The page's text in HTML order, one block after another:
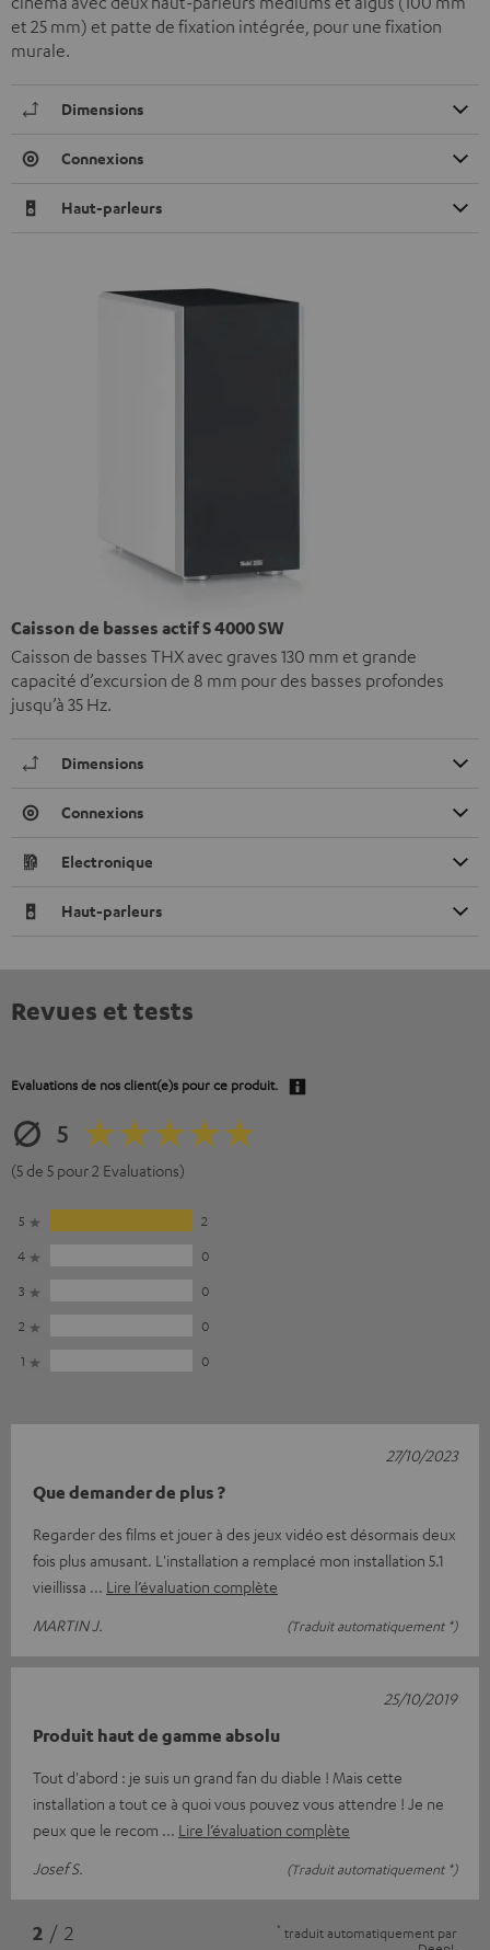
et 25 mm) et patte de fixation intégrée, pour une fixation
murale.
Dimensions
Connexions
Haut-parleurs
Caisson de basses actif S 4000 SW
Caisson de basses THX avec graves 130 mm et grande
capacité d’excursion de 8 mm pour des basses profondes
jusqu’à 35 Hz.
Dimensions
Connexions
Electronique
Haut-parleurs
Revues et tests
Evaluations de nos client(e)s pour ce produit.
5
(5 de 5 pour 2 Evaluations)
5
2
4
0
3
0
2
0
1
0
Que demander de plus ?
Regarder des films et jouer à des jeux vidéo est désormais deux
fois plus amusant. L'installation a remplacé mon installation 5.1
vieillissa
Lire l’évaluation complète
MARTIN J.
(Traduit automatiquement *)
27/10/2023
Produit haut de gamme absolu
Tout d'abord : je suis un grand fan du diable ! Mais cette
installation a tout ce à quoi vous pouvez vous attendre ! Je ne
peux que le recom
Lire l’évaluation complète
Josef S.
(Traduit automatiquement *)
25/10/2019
2 / 2 * traduit automatiquement par